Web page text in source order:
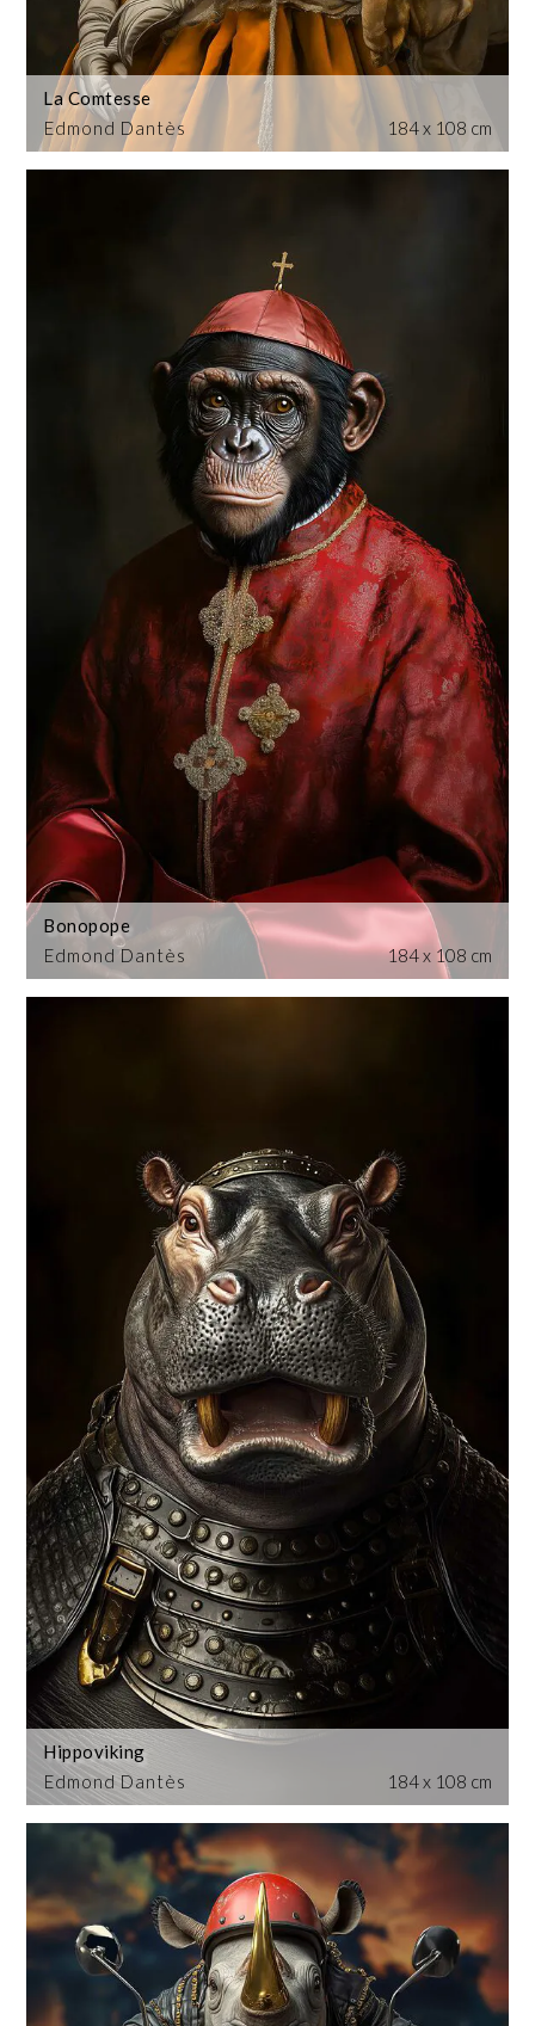
Edmond Dantès
La Comtesse
184 x 108 cm
Edmond Dantès
Bonopope
184 x 108 cm
Edmond Dantès
Hippoviking
184 x 108 cm